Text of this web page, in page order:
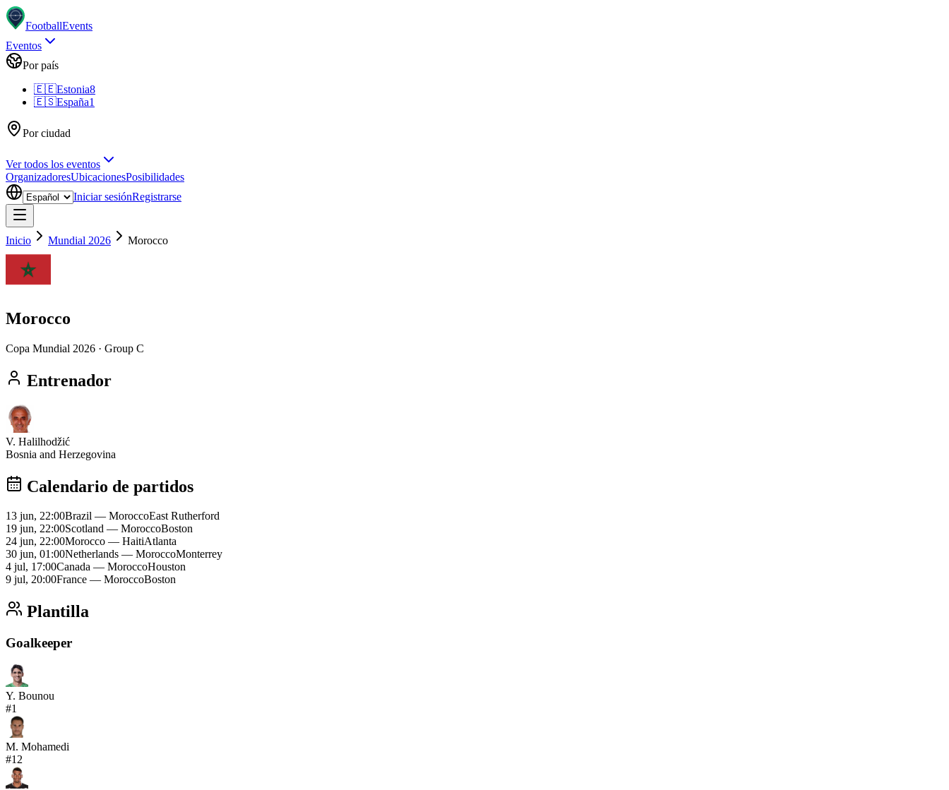
FootballEvents
Eventos
Por país
🇪🇪Estonia8
🇪🇸España1
Por ciudad
Ver todos los eventos
OrganizadoresUbicacionesPosibilidades
Iniciar sesiónRegistrarse
Inicio Mundial 2026 Morocco
Morocco
Copa Mundial 2026 · Group C
Entrenador
V. Halilhodžić
Bosnia and Herzegovina
Calendario de partidos
13 jun, 22:00Brazil — MoroccoEast Rutherford
19 jun, 22:00Scotland — MoroccoBoston
24 jun, 22:00Morocco — HaitiAtlanta
30 jun, 01:00Netherlands — MoroccoMonterrey
4 jul, 17:00Canada — MoroccoHouston
9 jul, 20:00France — MoroccoBoston
Plantilla
Goalkeeper
Y. Bounou
#1
M. Mohamedi
#12